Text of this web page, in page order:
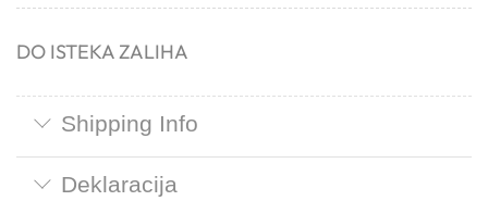
DO ISTEKA ZALIHA
Shipping Info
Deklaracija